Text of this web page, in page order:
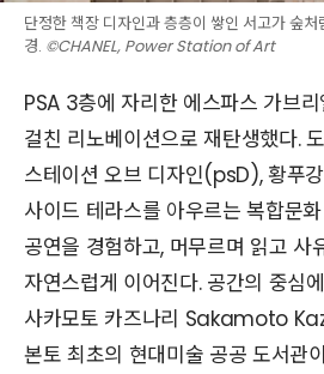
단정한 책장 디자인과 층층이 쌓인 서고가 숲
경. ©CHANEL, Power Station of Art
PSA 3층에 자리한 에스파스 가브
걸친 리노베이션으로 재탄생했다.
스테이션 오브 디자인(psD), 황푸
사이드 테라스를 아우르는 복합문
공연을 경험하고, 머무르며 읽고 사
자연스럽게 이어진다. 공간의 중심
사카모토 카즈나리 Sakamoto
본토 최초의 현대미술 공공 도서관